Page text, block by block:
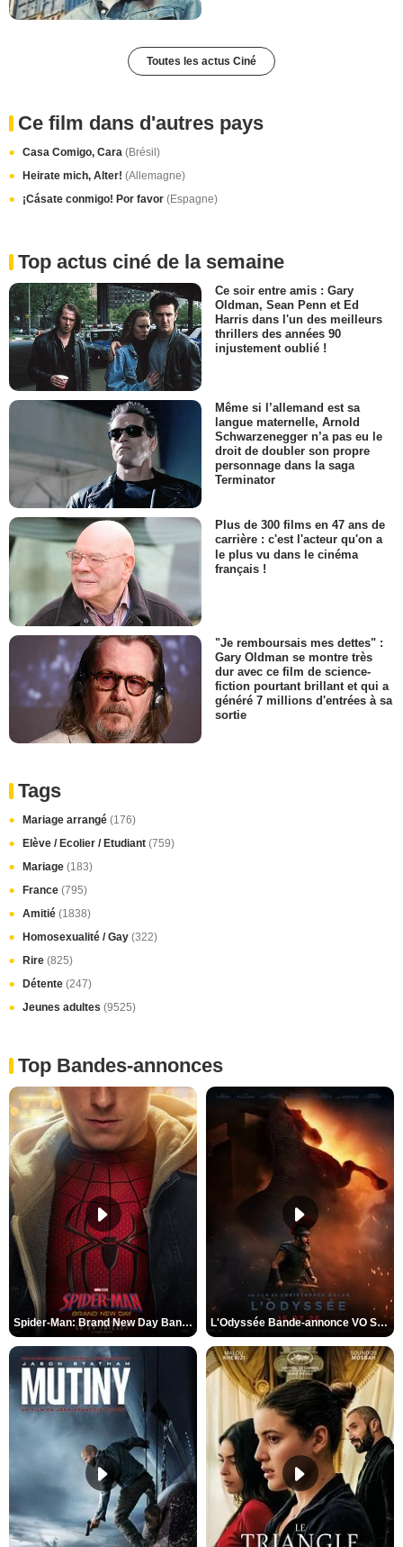
Toutes les actus Ciné
Ce film dans d'autres pays
Casa Comigo, Cara (Brésil)
Heirate mich, Alter! (Allemagne)
¡Cásate conmigo! Por favor (Espagne)
Top actus ciné de la semaine
Ce soir entre amis : Gary
Oldman, Sean Penn et Ed
Harris dans l'un des meilleurs
thrillers des années 90
injustement oublié !
Même si l’allemand est sa
langue maternelle, Arnold
Schwarzenegger n’a pas eu le
droit de doubler son propre
personnage dans la saga
Terminator
Plus de 300 films en 47 ans de
carrière : c'est l'acteur qu'on a
le plus vu dans le cinéma
français !
"Je remboursais mes dettes" :
Gary Oldman se montre très
dur avec ce film de science-
fiction pourtant brillant et qui a
généré 7 millions d'entrées à sa
sortie
Tags
Mariage arrangé (176)
Elève / Ecolier / Etudiant (759)
Mariage (183)
France (795)
Amitié (1838)
Homosexualité / Gay (322)
Rire (825)
Détente (247)
Jeunes adultes (9525)
Top Bandes-annonces
Spider-Man: Brand New Day Bande-annonce VO STFR L'Odyssée Bande-annonce VO STFR